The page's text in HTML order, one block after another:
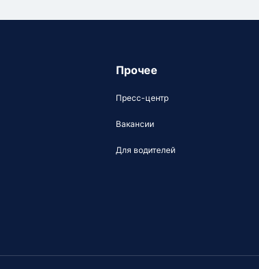
Прочее
Пресс-центр
Вакансии
Для водителей